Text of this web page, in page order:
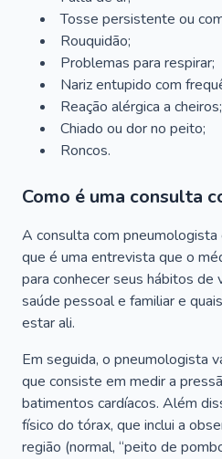
Tosse persistente ou
Rouquidão;
Problemas para respirar;
Nariz entupido com
Reação alérgica a cheiros;
Chiado ou dor no peito;
Roncos.
Como é uma consulta
A consulta com pneumologista
que é uma entrevista que o
para conhecer seus hábitos de
saúde pessoal e familiar e
estar ali.
Em seguida, o pneumologista
que consiste em medir a
batimentos cardíacos. Além
físico do tórax, que inclui a
região (normal, “peito de